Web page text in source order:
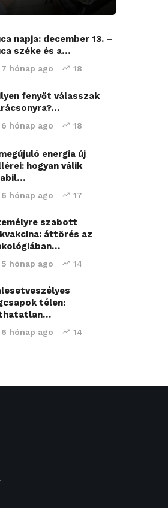
napja: december 13. –
széke és a…
7 hónap ago 18
fenyőt válasszak
6 hónap ago 18
energia új
hogyan válik
6 hónap ago 17
szabott
áttörés az
5 hónap ago 14
télen:
6 hónap ago 14